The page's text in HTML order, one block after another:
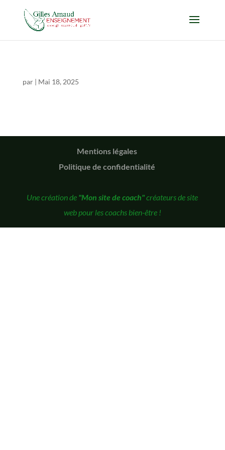
par | Mai 18, 2025
Mentions légales
Politique de confidentialité
Une création de "Mon site de coach"créateurs de site
web pour les coachs bien-être !